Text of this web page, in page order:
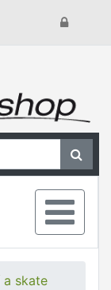
a skate